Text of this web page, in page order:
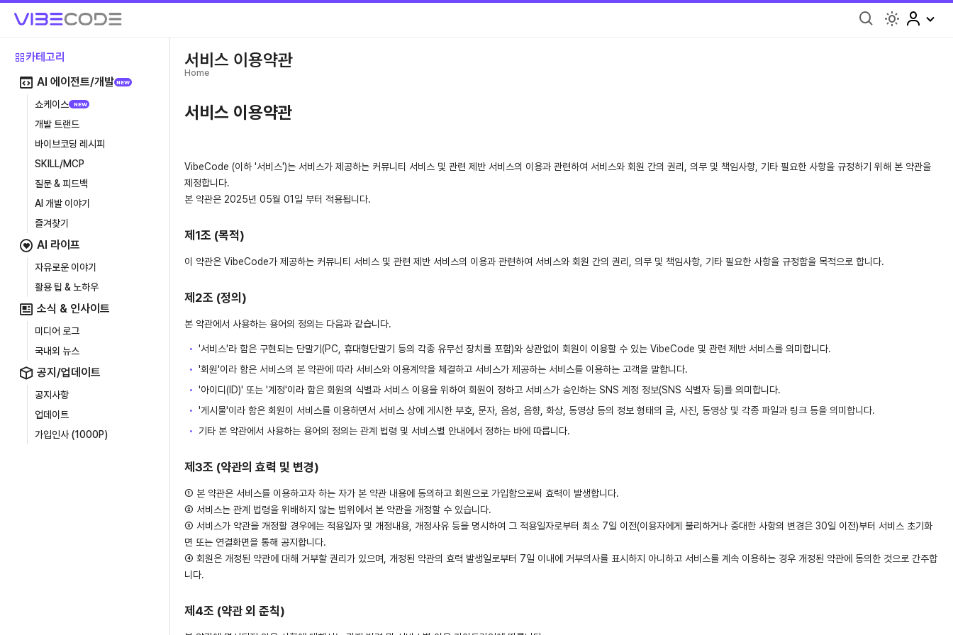
카테고리
AI 에이전트/개발 NEW
쇼케이스 NEW
개발 트랜드
바이브코딩 레시피
SKILL/MCP
질문 & 피드백
AI 개발 이야기
즐겨찾기
AI 라이프
자유로운 이야기
활용 팁 & 노하우
소식 & 인사이트
미디어 로그
국내외 뉴스
공지/업데이트
공지사항
업데이트
가입인사 (1000P)
서비스 이용약관
Home
서비스 이용약관
VibeCode (이하 '서비스')는 서비스가 제공하는 커뮤니티 서비스 및 관련 제반 서비스의 이용과 관련하여 서비스와 회원 간의 권리, 의무 및 책임사항, 기타 필요한 사항을 규정하기 위해 본 약관을
제정합니다.
본 약관은 2025년 05월 01일 부터 적용됩니다.
제1조 (목적)
이 약관은 VibeCode가 제공하는 커뮤니티 서비스 및 관련 제반 서비스의 이용과 관련하여 서비스와 회원 간의 권리, 의무 및 책임사항, 기타 필요한 사항을 규정함을 목적으로 합니다.
제2조 (정의)
본 약관에서 사용하는 용어의 정의는 다음과 같습니다.
'서비스'라 함은 구현되는 단말기(PC, 휴대형단말기 등의 각종 유무선 장치를 포함)와 상관없이 회원이 이용할 수 있는 VibeCode 및 관련 제반 서비스를 의미합니다.
'회원'이라 함은 서비스의 본 약관에 따라 서비스와 이용계약을 체결하고 서비스가 제공하는 서비스를 이용하는 고객을 말합니다.
'아이디(ID)' 또는 '계정'이라 함은 회원의 식별과 서비스 이용을 위하여 회원이 정하고 서비스가 승인하는 SNS 계정 정보(SNS 식별자 등)를 의미합니다.
'게시물'이라 함은 회원이 서비스를 이용하면서 서비스 상에 게시한 부호, 문자, 음성, 음향, 화상, 동영상 등의 정보 형태의 글, 사진, 동영상 및 각종 파일과 링크 등을 의미합니다.
기타 본 약관에서 사용하는 용어의 정의는 관계 법령 및 서비스별 안내에서 정하는 바에 따릅니다.
제3조 (약관의 효력 및 변경)
① 본 약관은 서비스를 이용하고자 하는 자가 본 약관 내용에 동의하고 회원으로 가입함으로써 효력이 발생합니다.
② 서비스는 관계 법령을 위배하지 않는 범위에서 본 약관을 개정할 수 있습니다.
③ 서비스가 약관을 개정할 경우에는 적용일자 및 개정내용, 개정사유 등을 명시하여 그 적용일자로부터 최소 7일 이전(이용자에게 불리하거나 중대한 사항의 변경은 30일 이전)부터 서비스 초기화
면 또는 연결화면을 통해 공지합니다.
④ 회원은 개정된 약관에 대해 거부할 권리가 있으며, 개정된 약관의 효력 발생일로부터 7일 이내에 거부의사를 표시하지 아니하고 서비스를 계속 이용하는 경우 개정된 약관에 동의한 것으로 간주합
니다.
제4조 (약관 외 준칙)